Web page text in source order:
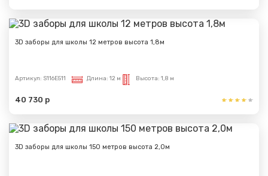
3D заборы для школы 12 метров высота 1,8м
Артикул: S116E511 Длина: 12 м Высота: 1,8 м
40 730 р
3D заборы для школы 150 метров высота 2,0м